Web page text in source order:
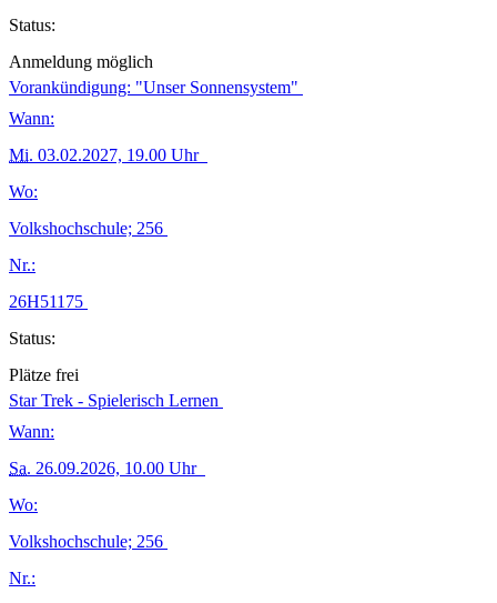
Status:
Anmeldung möglich
Vorankündigung: "Unser Sonnensystem"
Wann:
Mi. 03.02.2027, 19.00 Uhr
Wo:
Volkshochschule; 256
Nr.:
26H51175
Status:
Plätze frei
Star Trek - Spielerisch Lernen
Wann:
Sa. 26.09.2026, 10.00 Uhr
Wo:
Volkshochschule; 256
Nr.: